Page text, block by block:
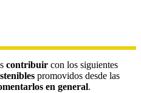
contribuir con los siguientes
promovidos desde las
en general.